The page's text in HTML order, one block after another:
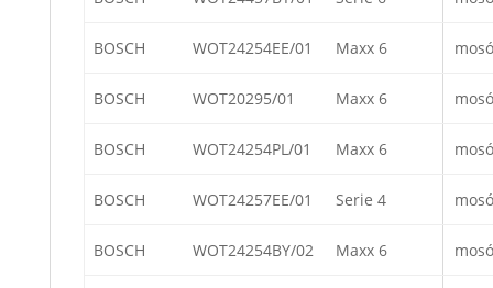
BOSCH WOT24254EE/01 Maxx 6
BOSCH WOT20295/01 Maxx 6
BOSCH WOT24254PL/01 Maxx 6
BOSCH WOT24257EE/01 Serie 4
BOSCH WOT24254BY/02 Maxx 6